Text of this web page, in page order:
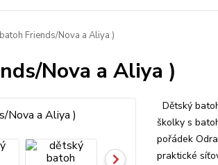
Friends/Nova a Aliya )
Nova a Aliya )
Dětský
školky s
pořádek
praktické